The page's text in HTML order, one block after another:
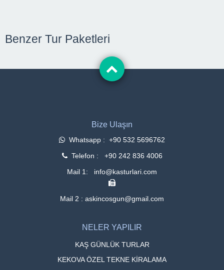
Benzer Tur Paketleri
Bize Ulaşın
Whatsapp : +90 532 5696762
Telefon : +90 242 836 4006
Mail 1: info@kasturlari.com
Mail 2 : askincosgun@gmail.com
NELER YAPILIR
KAŞ GÜNLÜK TURLAR
KEKOVA ÖZEL TEKNE KİRALAMA